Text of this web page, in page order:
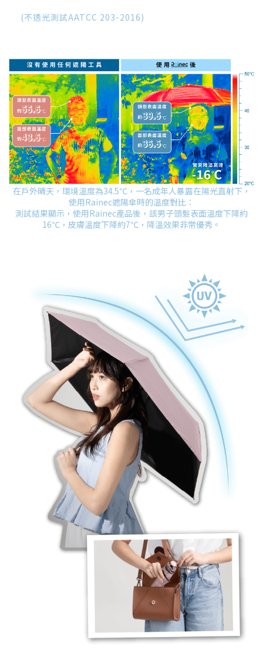
(不透光測試AATCC 203-2016)
在戶外晴天，環境溫度為34.5℃，一名成年人暴露在陽光直射下，
使用Rainec遮陽傘時的溫度對比：
測試結果顯示，使用Rainec產品後，該男子頭髮表面溫度下降約
16℃，皮膚溫度下降約7℃，降溫效果非常優秀。